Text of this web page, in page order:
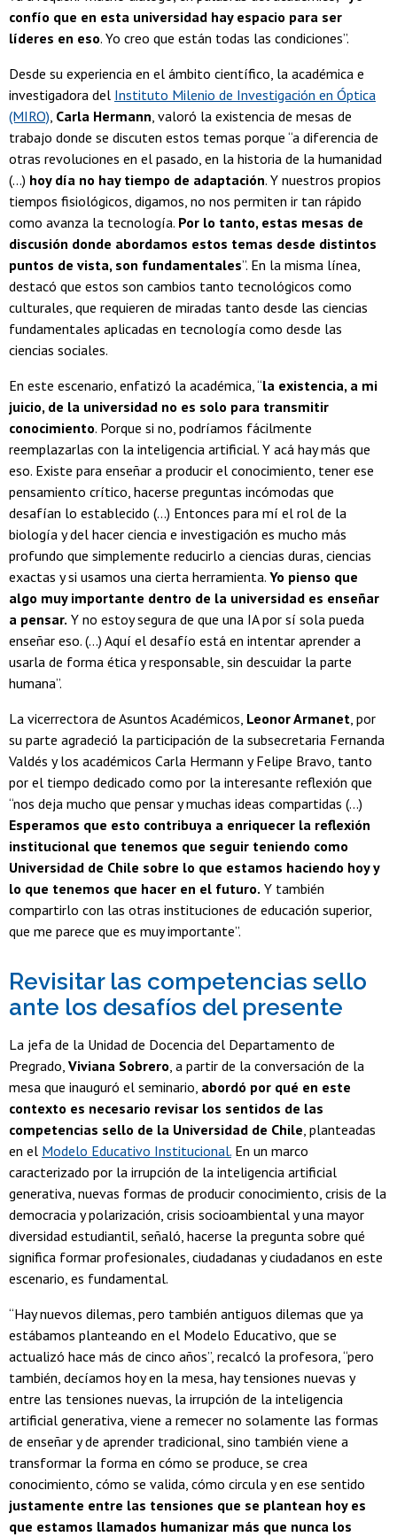
confío que en esta universidad hay espacio para ser
líderes en eso. Yo creo que están todas las condiciones”.
Desde su experiencia en el ámbito científico, la académica e
investigadora del Instituto Milenio de Investigación en Óptica
(MIRO), Carla Hermann, valoró la existencia de mesas de
trabajo donde se discuten estos temas porque “a diferencia de
otras revoluciones en el pasado, en la historia de la humanidad
(...) hoy día no hay tiempo de adaptación. Y nuestros propios
tiempos fisiológicos, digamos, no nos permiten ir tan rápido
como avanza la tecnología. Por lo tanto, estas mesas de
discusión donde abordamos estos temas desde distintos
puntos de vista, son fundamentales”. En la misma línea,
destacó que estos son cambios tanto tecnológicos como
culturales, que requieren de miradas tanto desde las ciencias
fundamentales aplicadas en tecnología como desde las
ciencias sociales.
En este escenario, enfatizó la académica, “la existencia, a mi
juicio, de la universidad no es solo para transmitir
conocimiento. Porque si no, podríamos fácilmente
reemplazarlas con la inteligencia artificial. Y acá hay más que
eso. Existe para enseñar a producir el conocimiento, tener ese
pensamiento crítico, hacerse preguntas incómodas que
desafían lo establecido (...) Entonces para mí el rol de la
biología y del hacer ciencia e investigación es mucho más
profundo que simplemente reducirlo a ciencias duras, ciencias
exactas y si usamos una cierta herramienta. Yo pienso que
algo muy importante dentro de la universidad es enseñar
a pensar. Y no estoy segura de que una IA por sí sola pueda
enseñar eso. (...) Aquí el desafío está en intentar aprender a
usarla de forma ética y responsable, sin descuidar la parte
humana”.
La vicerrectora de Asuntos Académicos, Leonor Armanet, por
su parte agradeció la participación de la subsecretaria Fernanda
Valdés y los académicos Carla Hermann y Felipe Bravo, tanto
por el tiempo dedicado como por la interesante reflexión que
“nos deja mucho que pensar y muchas ideas compartidas (...)
Esperamos que esto contribuya a enriquecer la reflexión
institucional que tenemos que seguir teniendo como
Universidad de Chile sobre lo que estamos haciendo hoy y
lo que tenemos que hacer en el futuro. Y también
compartirlo con las otras instituciones de educación superior,
que me parece que es muy importante”.
Revisitar las competencias sello
ante los desafíos del presente
La jefa de la Unidad de Docencia del Departamento de
Pregrado, Viviana Sobrero, a partir de la conversación de la
mesa que inauguró el seminario, abordó por qué en este
contexto es necesario revisar los sentidos de las
competencias sello de la Universidad de Chile, planteadas
en el Modelo Educativo Institucional. En un marco
caracterizado por la irrupción de la inteligencia artificial
generativa, nuevas formas de producir conocimiento, crisis de la
democracia y polarización, crisis socioambiental y una mayor
diversidad estudiantil, señaló, hacerse la pregunta sobre qué
significa formar profesionales, ciudadanas y ciudadanos en este
escenario, es fundamental.
“Hay nuevos dilemas, pero también antiguos dilemas que ya
estábamos planteando en el Modelo Educativo, que se
actualizó hace más de cinco años”, recalcó la profesora, “pero
también, decíamos hoy en la mesa, hay tensiones nuevas y
entre las tensiones nuevas, la irrupción de la inteligencia
artificial generativa, viene a remecer no solamente las formas
de enseñar y de aprender tradicional, sino también viene a
transformar la forma en cómo se produce, se crea
conocimiento, cómo se valida, cómo circula y en ese sentido
justamente entre las tensiones que se plantean hoy es
que estamos llamados humanizar más que nunca los